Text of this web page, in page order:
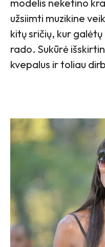
modelis neketino
užsiimti muzikine
kitų sričių, kur
rado. Sukūrė
kvepalus ir toliau